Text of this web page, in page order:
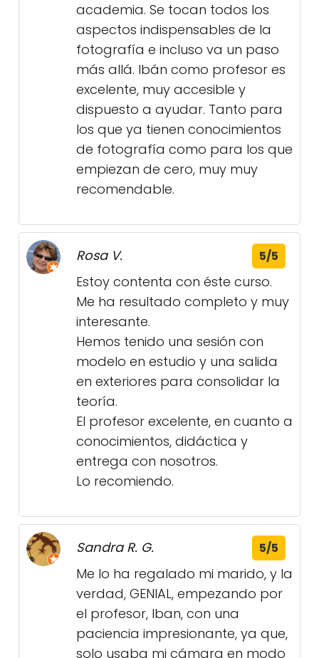
academia. Se tocan todos los
aspectos indispensables de la
fotografía e incluso va un paso
más allá. Ibán como profesor es
excelente, muy accesible y
dispuesto a ayudar. Tanto para
los que ya tienen conocimientos
de fotografía como para los que
empiezan de cero, muy muy
recomendable.
Rosa V. 5/5
Estoy contenta con éste curso.
Me ha resultado completo y muy
interesante.
Hemos tenido una sesión con
modelo en estudio y una salida
en exteriores para consolidar la
teoría.
El profesor excelente, en cuanto a
conocimientos, didáctica y
entrega con nosotros.
Lo recomiendo.
Sandra R. G. 5/5
Me lo ha regalado mi marido, y la
verdad, GENIAL, empezando por
el profesor, Iban, con una
paciencia impresionante, ya que,
solo usaba mi cámara en modo